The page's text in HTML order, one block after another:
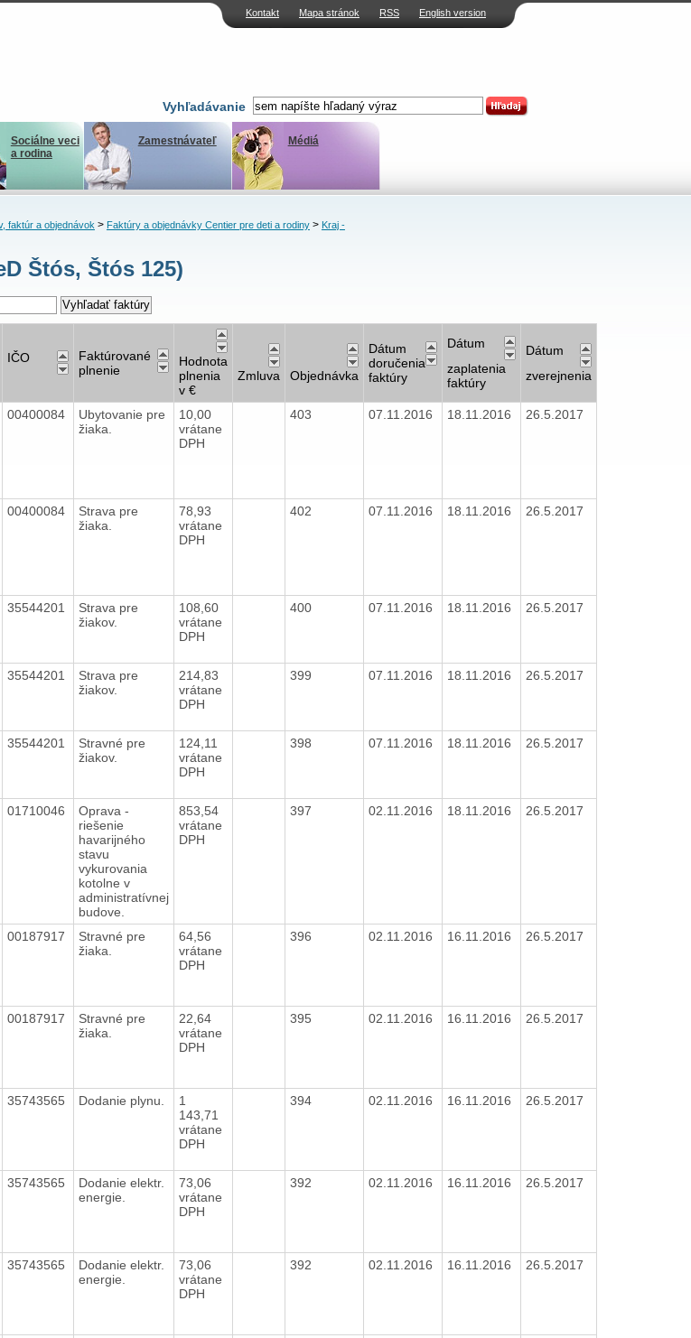
Kontakt Mapa stránok RSS English version
Vyhľadávanie
Sociálne veci
a rodina
Zamestnávateľ Médiá
faktúr a objednávok> Faktúry a objednávky Centier pre deti a rodiny> Kraj -
Štós, Štós 125)
IČO
Faktúrované
plnenie
Hodnota
plnenia
v €
Zmluva Objednávka
Dátum
doručenia
faktúry
Dátum
zaplatenia
faktúry
Dátum
zverejnenia
00400084
Ubytovanie pre
žiaka.
10,00
vrátane
DPH
403 07.11.2016 18.11.2016 26.5.2017
00400084
Strava pre
žiaka.
78,93
vrátane
DPH
402 07.11.2016 18.11.2016 26.5.2017
35544201
Strava pre
žiakov.
108,60
vrátane
DPH
400 07.11.2016 18.11.2016 26.5.2017
35544201
Strava pre
žiakov.
214,83
vrátane
DPH
399 07.11.2016 18.11.2016 26.5.2017
35544201
Stravné pre
žiakov.
124,11
vrátane
DPH
398 07.11.2016 18.11.2016 26.5.2017
01710046
Oprava -
riešenie
havarijného
stavu
vykurovania
kotolne v
administratívnej
budove.
853,54
vrátane
DPH
397 02.11.2016 18.11.2016 26.5.2017
00187917
Stravné pre
žiaka.
64,56
vrátane
DPH
396 02.11.2016 16.11.2016 26.5.2017
00187917
Stravné pre
žiaka.
22,64
vrátane
DPH
395 02.11.2016 16.11.2016 26.5.2017
35743565 Dodanie plynu.
1
143,71
vrátane
DPH
394 02.11.2016 16.11.2016 26.5.2017
35743565
Dodanie elektr.
energie.
73,06
vrátane
DPH
392 02.11.2016 16.11.2016 26.5.2017
35743565
Dodanie elektr.
energie.
73,06
vrátane
DPH
392 02.11.2016 16.11.2016 26.5.2017